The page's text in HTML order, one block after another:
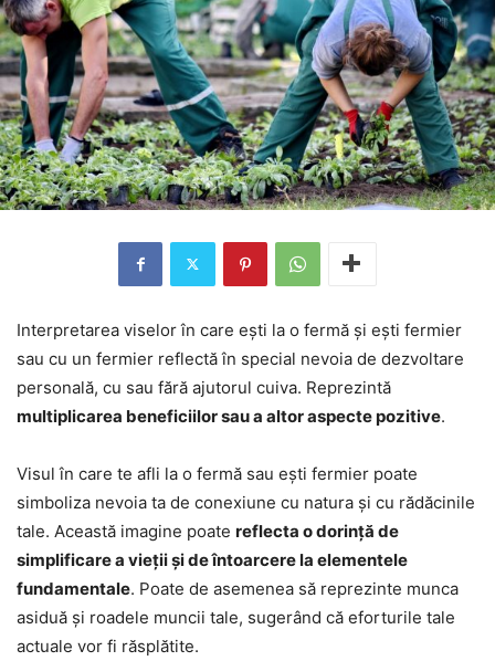
Interpretarea viselor în care ești la o fermă și ești fermier
sau cu un fermier reflectă în special nevoia de dezvoltare
personală, cu sau fără ajutorul cuiva. Reprezintă
multiplicarea beneficiilor sau a altor aspecte pozitive.
Visul în care te afli la o fermă sau ești fermier poate
simboliza nevoia ta de conexiune cu natura și cu rădăcinile
tale. Această imagine poate reflecta o dorință de
simplificare a vieții și de întoarcere la elementele
fundamentale. Poate de asemenea să reprezinte munca
asiduă și roadele muncii tale, sugerând că eforturile tale
actuale vor fi răsplătite.